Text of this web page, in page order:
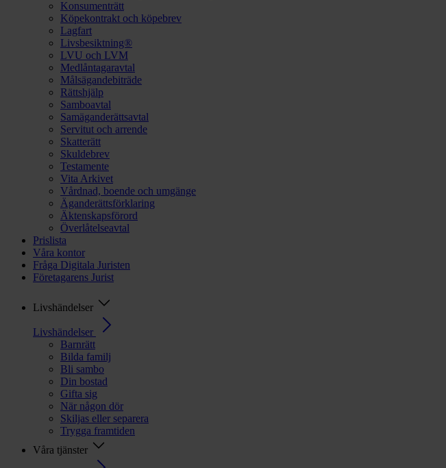
Konsumenträtt
Köpekontrakt och köpebrev
Lagfart
Livsbesiktning®
LVU och LVM
Medlåntagaravtal
Målsägandebiträde
Rättshjälp
Samboavtal
Samäganderättsavtal
Servitut och arrende
Skatterätt
Skuldebrev
Testamente
Vita Arkivet
Vårdnad, boende och umgänge
Äganderättsförklaring
Äktenskapsförord
Överlåtelseavtal
Prislista
Våra kontor
Fråga Digitala Juristen
Företagarens Jurist
Livshändelser
Livshändelser
Barnrätt
Bilda familj
Bli sambo
Din bostad
Gifta sig
När någon dör
Skiljas eller separera
Trygga framtiden
Våra tjänster